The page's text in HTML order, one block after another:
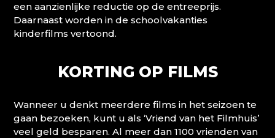
een aanzienlijke reductie op de entreeprijs.
Daarnaast worden in de schoolvakanties
kinderfilms vertoond.
KORTING OP FILMS
Wanneer u denkt meerdere films in het seizoen te
gaan bezoeken, kunt u als ‘Vriend van het Filmhuis’
veel geld besparen. Al meer dan 1100 vrienden van